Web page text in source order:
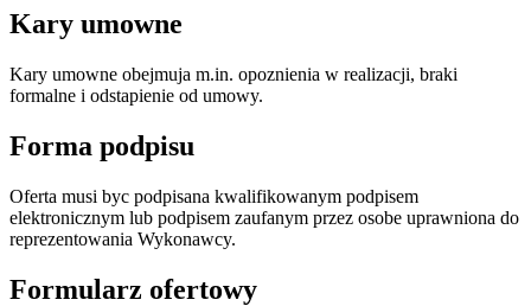
Kary umowne
Kary umowne obejmuja m.in. opoznienia w realizacji, braki
formalne i odstapienie od umowy.
Forma podpisu
Oferta musi byc podpisana kwalifikowanym podpisem
elektronicznym lub podpisem zaufanym przez osobe uprawniona do
reprezentowania Wykonawcy.
Formularz ofertowy